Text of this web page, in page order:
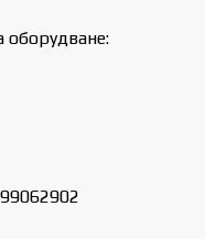
оборудване: